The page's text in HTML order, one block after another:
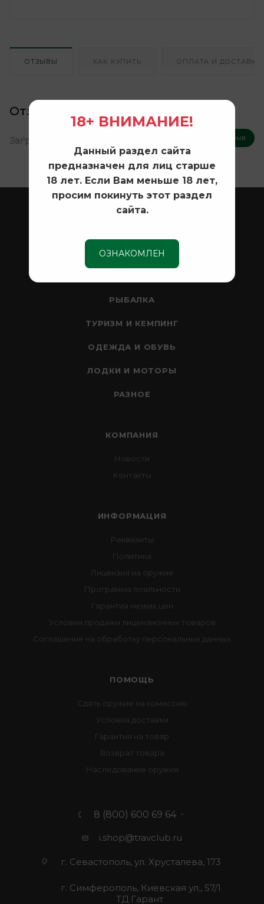
ОТЗЫВЫ КАК КУПИТЬ ОПЛАТА И ДОСТАВКА
Отзывы
Оставить отзыв
Загрузка отзывов...
ОХОТА
СЕЙФЫ
РЫБАЛКА
ТУРИЗМ И КЕМПИНГ
ОДЕЖДА И ОБУВЬ
ЛОДКИ И МОТОРЫ
РАЗНОЕ
КОМПАНИЯ
Новости
Контакты
ИНФОРМАЦИЯ
Реквизиты
Политика
Лицензия на оружие
Программа лояльности
Гарантия низких цен
Условия продажи лицензионных товаров
Соглашение на обработку персональных данных
ПОМОЩЬ
Сдать оружие на комиссию
Условия доставки
Гарантия на товар
Возврат товара
Наследование оружия
8 (800) 600 69 64
i.shop@travclub.ru
г. Севастополь, ул. Хрусталева, 173
г. Симферополь, Киевская ул., 57/1
ТД Гарант
18+ ВНИМАНИЕ!
Данный раздел сайта
предназначен для лиц старше
18 лет. Если Вам меньше 18 лет,
просим покинуть этот раздел
сайта.
ОЗНАКОМЛЕН